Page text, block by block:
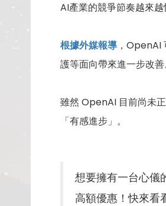
AI產業的競爭節奏越來
根據外媒報導 ，OpenAI
護等面向帶來進一步改善
雖然 OpenAI 目前尚未
「有感進步」。
想要擁有一台心儀
高額優惠！快來看